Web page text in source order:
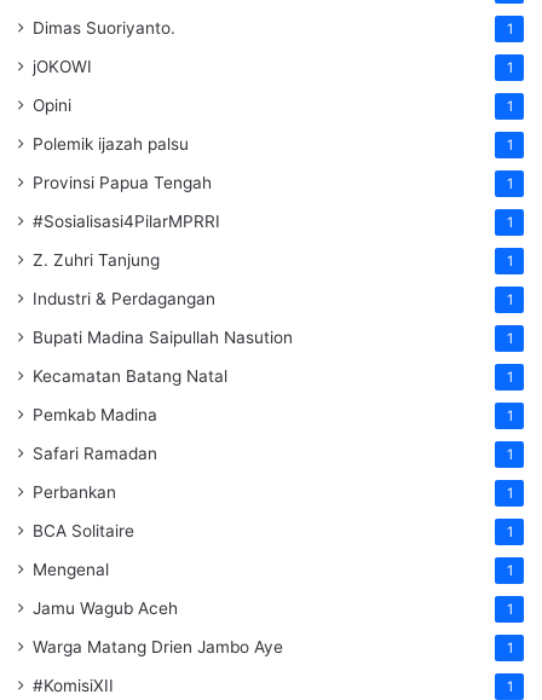
Dimas Suoriyanto. 1
jOKOWI 1
Opini 1
Polemik ijazah palsu 1
Provinsi Papua Tengah 1
#Sosialisasi4PilarMPRRI 1
Z. Zuhri Tanjung 1
Industri & Perdagangan 1
Bupati Madina Saipullah Nasution 1
Kecamatan Batang Natal 1
Pemkab Madina 1
Safari Ramadan 1
Perbankan 1
BCA Solitaire 1
Mengenal 1
Jamu Wagub Aceh 1
Warga Matang Drien Jambo Aye 1
#KomisiXII 1